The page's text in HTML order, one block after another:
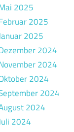
2025
2025
2025
2024
2024
2024
2024
2024
2024